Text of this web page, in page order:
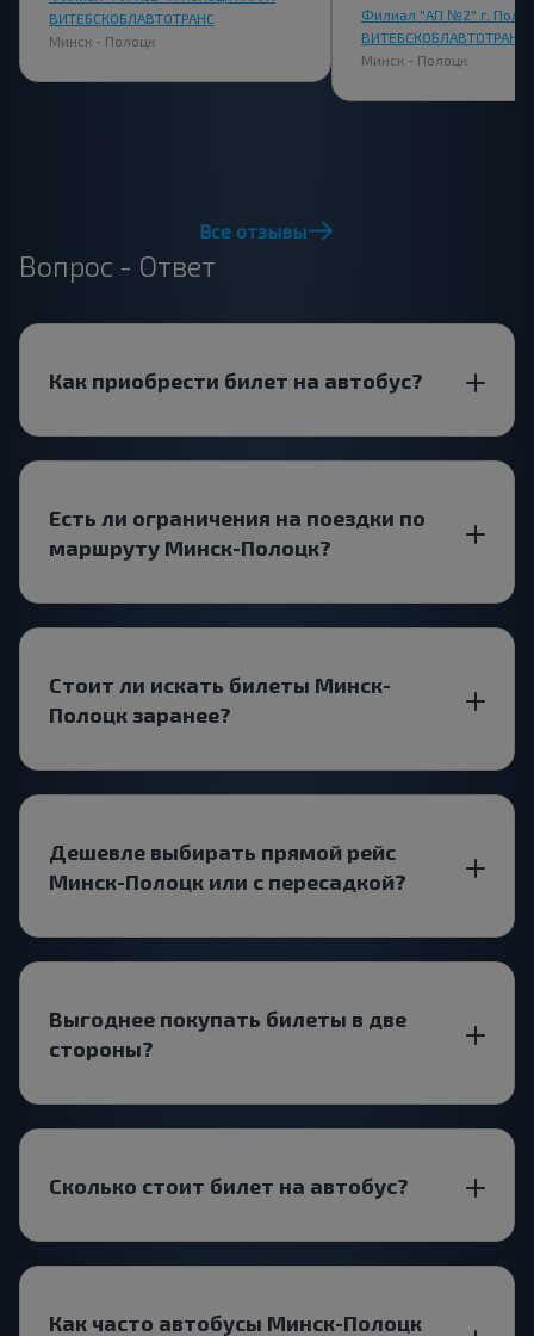
ВИТЕБСКОБЛАВТОТРАНС
Минск - Полоцк
Филиал "АП №2" г.
ВИТЕБСКОБЛАВТОТРАНС
Минск - Полоцк
Все отзывы
Вопрос - Ответ
Как приобрести билет на автобус?
Есть ли ограничения на поездки по
маршруту Минск-Полоцк?
Стоит ли искать билеты Минск-
Полоцк заранее?
Дешевле выбирать прямой рейс
Минск-Полоцк или с пересадкой?
Выгоднее покупать билеты в две
стороны?
Сколько стоит билет на автобус?
Как часто автобусы Минск-Полоцк